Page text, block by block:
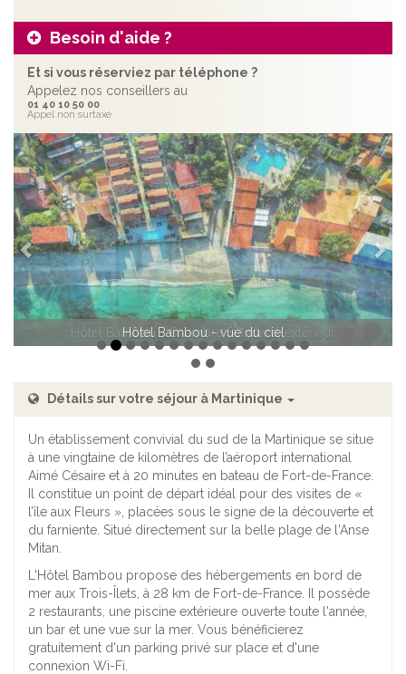
Besoin d'aide ?
Et si vous réserviez par téléphone ?
Appelez nos conseillers au
01 40 10 50 00
Appel non surtaxé
Hôtel Bambou - Chambre Standard, extérieur
Précédent
Détails sur votre séjour à Martinique
Un établissement convivial du sud de la Martinique se situe
à une vingtaine de kilomètres de l’aéroport international
Aimé Césaire et à 20 minutes en bateau de Fort-de-France.
Il constitue un point de départ idéal pour des visites de «
l’île aux Fleurs », placées sous le signe de la découverte et
du farniente. Situé directement sur la belle plage de l'Anse
Mitan.
L'Hôtel Bambou propose des hébergements en bord de
mer aux Trois-Îlets, à 28 km de Fort-de-France. Il possède
2 restaurants, une piscine extérieure ouverte toute l'année,
un bar et une vue sur la mer. Vous bénéficierez
gratuitement d'un parking privé sur place et d'une
connexion Wi-Fi.